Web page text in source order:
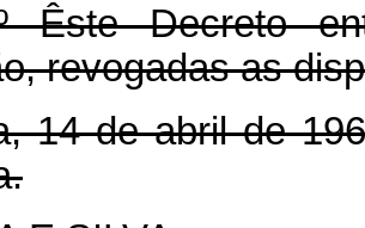
Êste Decreto
revogadas as
14 de abril de